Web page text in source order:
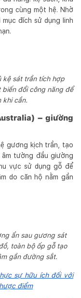
cùng một hệ. Nhờ
đích sử dụng linh
kệ sát trần tích hợp
đổi công năng để
khi cần.
– giường
gương kịch trần, tạo
âm tường đầu giường
vực sử dụng gỗ để
do căn hộ nằm gần
ẩn sau gương sát
toàn bộ ốp gỗ tạo
gần đường sắt.
sự hữu ích đối với
điểm